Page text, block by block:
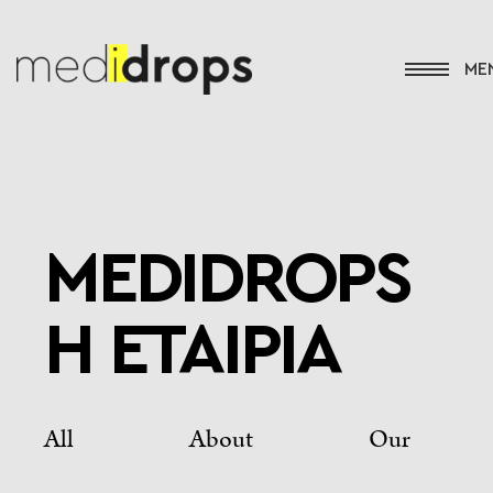
MEDIDROPS
Η ΕΤΑΙΡΙΑ
All About Our